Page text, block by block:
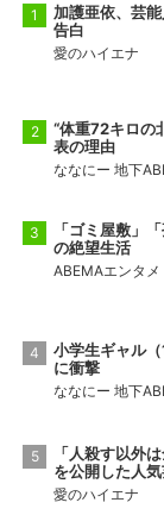
加護亜依、芸
告白
愛のハイエナ
“体重72キロの
表の理由
ななにー 地下
「ゴミ屋敷」
の絶望生活
ABEMAエンタメ
小学生ギャル
に衝撃
ななにー 地下
「人殺す以外
を公開した人気
愛のハイエナ